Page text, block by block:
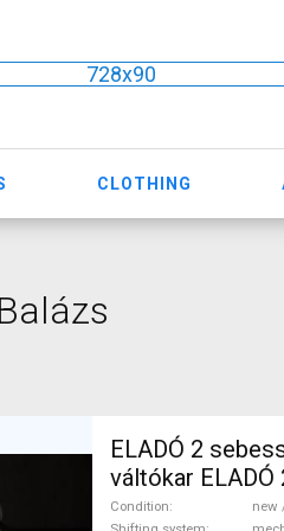
728x90
CLOTHING
ELADÓ 2
váltókar
Drive váltókar
Condition
new